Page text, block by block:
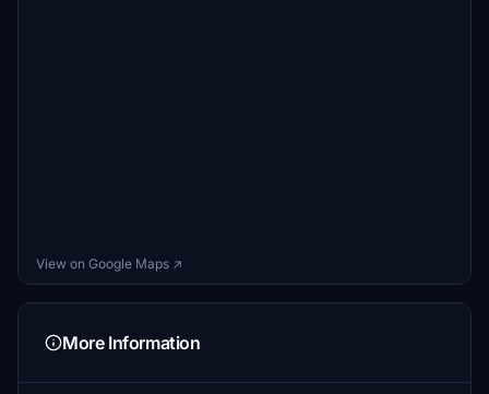
View on Google Maps ↗
More Information